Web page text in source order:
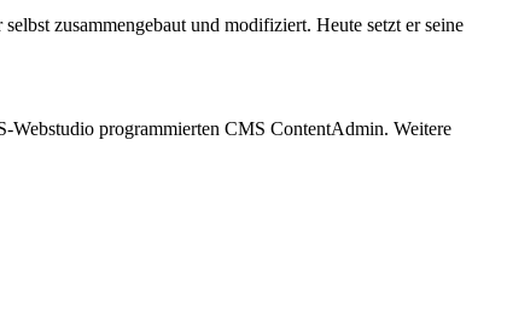
zusammengebaut und modifiziert. Heute setzt er seine
Webstudio programmierten CMS ContentAdmin. Weitere